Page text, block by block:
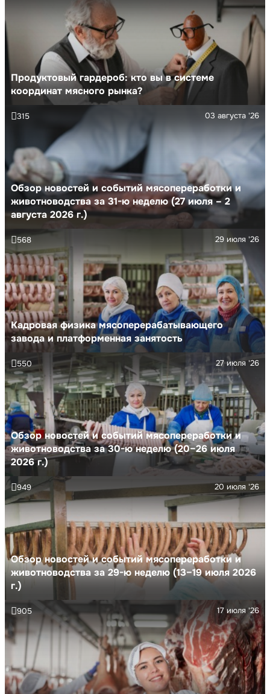
Продуктовый гардероб: кто вы в системе
координат мясного рынка?
Обзор новостей и событий мясопереработки и
животноводства за 31-ю неделю (27 июля – 2
августа 2026 г.)
03 августа '26
315
Кадровая физика мясоперерабатывающего
завода и платформенная занятость
29 июля '26
568
Обзор новостей и событий мясопереработки и
животноводства за 30-ю неделю (20–26 июля
2026 г.)
27 июля '26
550
Обзор новостей и событий мясопереработки и
животноводства за 29-ю неделю (13–19 июля 2026
г.)
20 июля '26
949
17 июля '26
905